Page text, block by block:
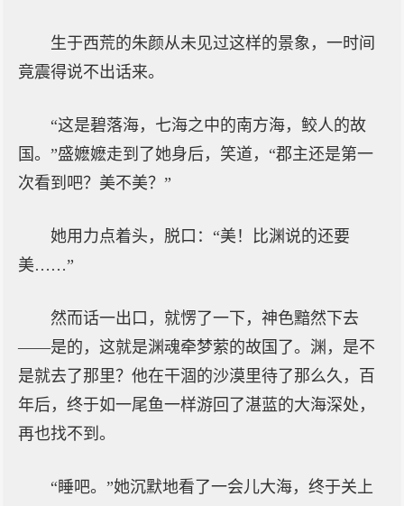
生于西荒的朱颜从未见过这样的景象，一时间
竟震得说不出话来。
“这是碧落海，七海之中的南方海，鲛人的故
国。”盛嬷嬷走到了她身后，笑道，“郡主还是第一
次看到吧？美不美？”
她用力点着头，脱口：“美！比渊说的还要
美……”
然而话一出口，就愣了一下，神色黯然下去
——是的，这就是渊魂牵梦萦的故国了。渊，是不
是就去了那里？他在干涸的沙漠里待了那么久，百
年后，终于如一尾鱼一样游回了湛蓝的大海深处，
再也找不到。
“睡吧。”她沉默地看了一会儿大海，终于关上